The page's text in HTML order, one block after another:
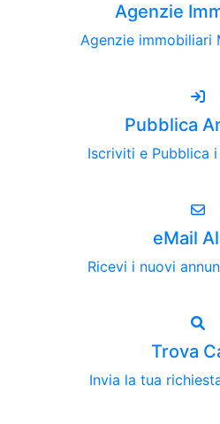
Agenzie
Agenzie immobiliari
Pubblica
Iscriviti e Pubblica
eMail
Ricevi i nuovi
Trova
Invia la tua